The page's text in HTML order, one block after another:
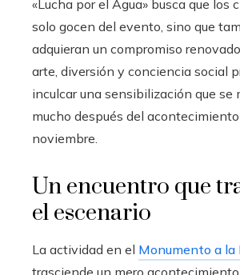
«Lucha por el Agua» busca que los
solo gocen del evento, sino que
adquieran un compromiso
arte, diversión y conciencia social
inculcar una sensibilización que
mucho después del
noviembre.
Un encuentro que
el escenario
La actividad en el Monumento a la
trasciende un mero acontecimiento